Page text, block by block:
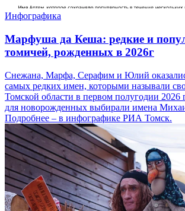
Инфографика
Марфуша да Кеша: редкие и
томичей, рожденных в 2026г
Снежана, Марфа, Серафим и Юлий
самых редких имен, которыми называли
Томской области в первом полугодии 2026
для новорожденных выбирали имена
Подробнее – в инфографике РИА Томск.